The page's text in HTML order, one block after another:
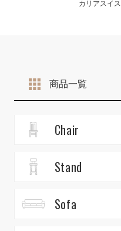
カリアスイス
商品一覧
Chair
Stand
Sofa